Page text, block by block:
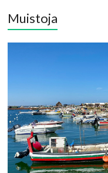
Muistoja